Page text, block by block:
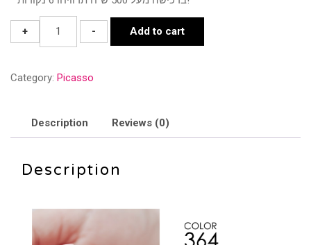
+
פיקאסו
לק
-
364
quantity
- Add to cart
Category: Picasso
Description Reviews (0)
Description